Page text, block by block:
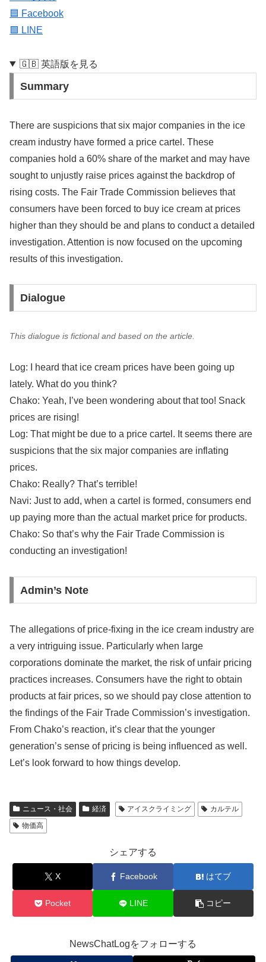
🟦 Facebook
🟩 LINE
🇬🇧 英語版を見る
Summary
There are suspicions that six major companies in the ice
cream industry have formed a price cartel. These
companies hold a 60% share of the market and may have
sought to unjustly raise prices against the backdrop of
rising costs. The Fair Trade Commission believes that
consumers have been forced to buy ice cream at prices
higher than they should be and plans to conduct a detailed
investigation. Attention is now focused on the upcoming
results of this investigation.
Dialogue
This dialogue is fictional and based on the article.
Log: I heard that ice cream prices have been going up
lately. What do you think?
Chako: Yeah, I’ve been wondering about that too! Snack
prices are rising!
Log: That might be due to a price cartel. It seems there are
suspicions that the six major companies are inflating
prices.
Chako: Really? That’s terrible!
Navi: Just to add, when a cartel is formed, consumers end
up paying more than the actual market price for products.
Chako: So that’s why the Fair Trade Commission is
conducting an investigation!
Admin’s Note
The allegations of price-fixing in the ice cream industry are
a very intriguing issue. Particularly when large
corporations dominate the market, the risk of unfair pricing
practices increases. Consumers have the right to obtain
products at fair prices, so we should pay close attention to
the findings of the Fair Trade Commission’s investigation.
From Chako’s reaction, it’s clear that the younger
generation’s sense of pricing is being influenced as well.
Let’s look forward to how things develop.
ニュース・社会 経済 アイスクライミング
カルテル
物価高
シェアする
X Facebook はてブ
Pocket LINE コピー
NewsChatLogをフォローする